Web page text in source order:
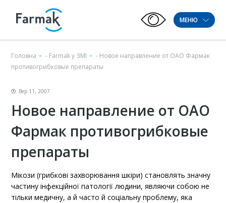
МЕНЮ
Головна - Farmak у ЗМІ - Новое направление от ОАО Фармак
противогрибковые препараты
Вер 11, 2007
Новое направление от ОАО
Фармак противогрибковые
препараты
Мікози (грибкові захворювання шкіри) становлять значну
частину інфекційної патології людини, являючи собою не
тільки медичну, а й часто й соціальну проблему, яка